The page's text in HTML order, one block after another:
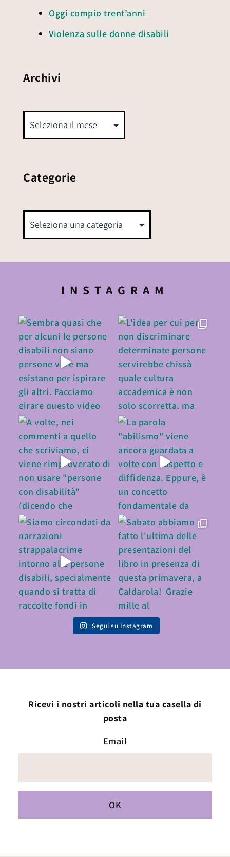
Oggi compio trent’anni
Violenza sulle donne disabili
Archivi
Categorie
INSTAGRAM
Segui su Instagram
Ricevi i nostri articoli nella tua casella di
posta
Email